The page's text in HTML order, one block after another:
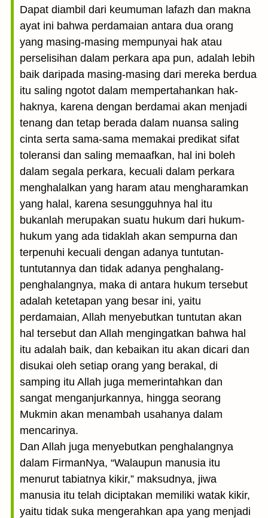
Dapat diambil dari keumuman lafazh dan makna
ayat ini bahwa perdamaian antara dua orang
yang masing-masing mempunyai hak atau
perselisihan dalam perkara apa pun, adalah lebih
baik daripada masing-masing dari mereka berdua
itu saling ngotot dalam mempertahankan hak-
haknya, karena dengan berdamai akan menjadi
tenang dan tetap berada dalam nuansa saling
cinta serta sama-sama memakai predikat sifat
toleransi dan saling memaafkan, hal ini boleh
dalam segala perkara, kecuali dalam perkara
menghalalkan yang haram atau mengharamkan
yang halal, karena sesungguhnya hal itu
bukanlah merupakan suatu hukum dari hukum-
hukum yang ada tidaklah akan sempurna dan
terpenuhi kecuali dengan adanya tuntutan-
tuntutannya dan tidak adanya penghalang-
penghalangnya, maka di antara hukum tersebut
adalah ketetapan yang besar ini, yaitu
perdamaian, Allah menyebutkan tuntutan akan
hal tersebut dan Allah mengingatkan bahwa hal
itu adalah baik, dan kebaikan itu akan dicari dan
disukai oleh setiap orang yang berakal, di
samping itu Allah juga memerintahkan dan
sangat menganjurkannya, hingga seorang
Mukmin akan menambah usahanya dalam
mencarinya.
Dan Allah juga menyebutkan penghalangnya
dalam FirmanNya, “Walaupun manusia itu
menurut tabiatnya kikir,” maksudnya, jiwa
manusia itu telah diciptakan memiliki watak kikir,
yaitu tidak suka mengerahkan apa yang menjadi